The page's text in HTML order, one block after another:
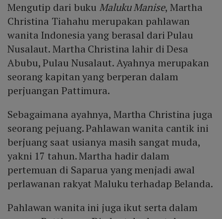
Mengutip dari buku Maluku Manise, Martha
Christina Tiahahu merupakan pahlawan
wanita Indonesia yang berasal dari Pulau
Nusalaut. Martha Christina lahir di Desa
Abubu, Pulau Nusalaut. Ayahnya merupakan
seorang kapitan yang berperan dalam
perjuangan Pattimura.
Sebagaimana ayahnya, Martha Christina juga
seorang pejuang. Pahlawan wanita cantik ini
berjuang saat usianya masih sangat muda,
yakni 17 tahun. Martha hadir dalam
pertemuan di Saparua yang menjadi awal
perlawanan rakyat Maluku terhadap Belanda.
Pahlawan wanita ini juga ikut serta dalam